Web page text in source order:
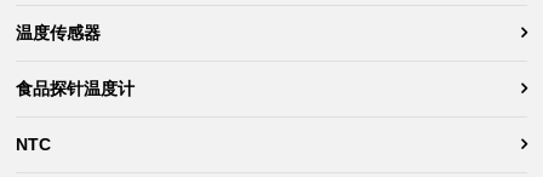
温度传感器
食品探针温度计
NTC